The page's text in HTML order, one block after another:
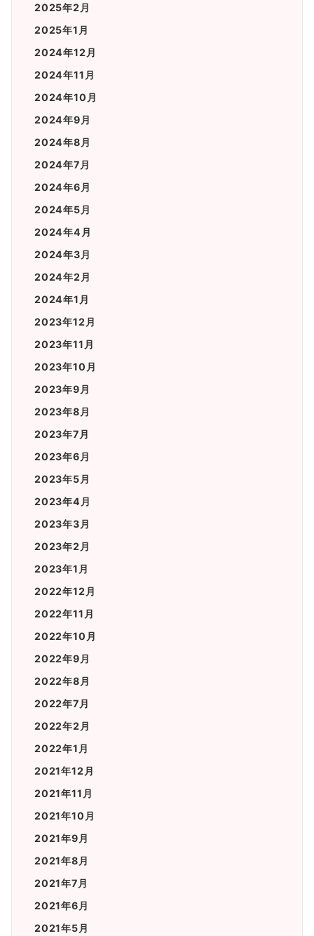
2025年2月
2025年1月
2024年12月
2024年11月
2024年10月
2024年9月
2024年8月
2024年7月
2024年6月
2024年5月
2024年4月
2024年3月
2024年2月
2024年1月
2023年12月
2023年11月
2023年10月
2023年9月
2023年8月
2023年7月
2023年6月
2023年5月
2023年4月
2023年3月
2023年2月
2023年1月
2022年12月
2022年11月
2022年10月
2022年9月
2022年8月
2022年7月
2022年2月
2022年1月
2021年12月
2021年11月
2021年10月
2021年9月
2021年8月
2021年7月
2021年6月
2021年5月